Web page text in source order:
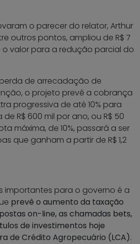
o parecer do relator, Arthur
outros pontos, ampliou de R$ 7
o valor para a redução parcial do
de arrecadação de
o projeto prevê a cobrança
progressiva de até 10% para
R$ 600 mil por ano, ou R$ 50
máxima, de 10%, passará a ser
que ganham a partir de R$ 1,2
importantes para o governo é a
prevê o aumento da taxação
on-line, as chamadas bets,
de investimentos hoje
de Crédito Agropecuário (LCA).